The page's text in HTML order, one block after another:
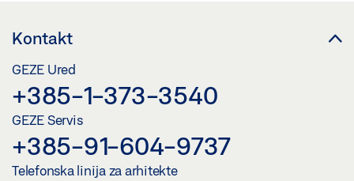
Kontakt
GEZE Ured
+385-1-373-3540
GEZE Servis
+385-91-604-9737
Telefonska linija za arhitekte